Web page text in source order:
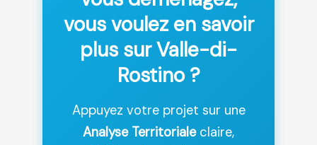
vous voulez en savoir
plus sur Valle-di-
Rostino ?
Appuyez votre projet sur une
Analyse Territorialeclaire,